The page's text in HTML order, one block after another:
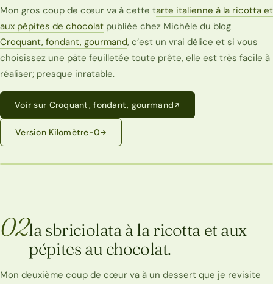
Mon gros coup de cœur va à cette tarte italienne à la ricotta et
aux pépites de chocolat publiée chez Michèle du blog
Croquant, fondant, gourmand, c’est un vrai délice et si vous
choisissez une pâte feuilletée toute prête, elle est très facile à
réaliser; presque inratable.
Voir sur Croquant, fondant, gourmand
Version Kilomètre-0
02la sbriciolata à la ricotta et aux
pépites au chocolat.
Mon deuxième coup de cœur va à un dessert que je revisite